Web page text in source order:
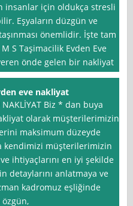
insanlar için oldukça stresli
Eşyaların düzgün ve
önemlidir. İşte tam
S Taşimacilik Evden Eve
önde gelen bir nakliyat
eve nakliyat
NAKLİYAT Biz * dan buya
olarak müşterilerimizin
maksimum düzeyde
kendimizi müşterilerimizin
ihtiyaçlarını en iyi şekilde
detaylarını anlatmaya ve
kadromuz eşliğinde